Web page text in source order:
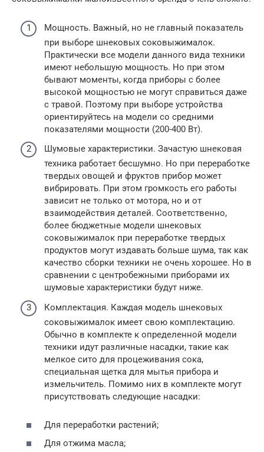
Мощность. Важный, но не главный показатель
при выборе шнековых соковыжималок.
Практически все модели данного вида техники
имеют небольшую мощность. Но при этом
бывают моменты, когда приборы с более
высокой мощностью не могут справиться даже
с травой. Поэтому при выборе устройства
ориентируйтесь на модели со средними
показателями мощности (200-400 Вт).
Шумовые характеристики. Зачастую шнековая
техника работает бесшумно. Но при переработке
твердых овощей и фруктов прибор может
вибрировать. При этом громкость его работы
зависит не только от мотора, но и от
взаимодействия деталей. Соответственно,
более бюджетные модели шнековых
соковыжималок при переработке твердых
продуктов могут издавать больше шума, так как
качество сборки техники не очень хорошее. Но в
сравнении с центробежными приборами их
шумовые характеристики будут ниже.
Комплектация. Каждая модель шнековых
соковыжималок имеет свою комплектацию.
Обычно в комплекте к определенной модели
техники идут различные насадки, такие как
мелкое сито для процеживания сока,
специальная щетка для мытья прибора и
измельчитель. Помимо них в комплекте могут
присутствовать следующие насадки:
Для переработки растений;
Для отжима масла;